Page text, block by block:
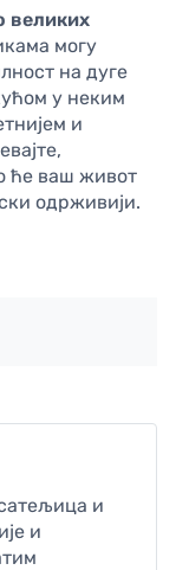
великих
могу
на дуге
у неким
и
ће ваш живот
одрживији.
и
и